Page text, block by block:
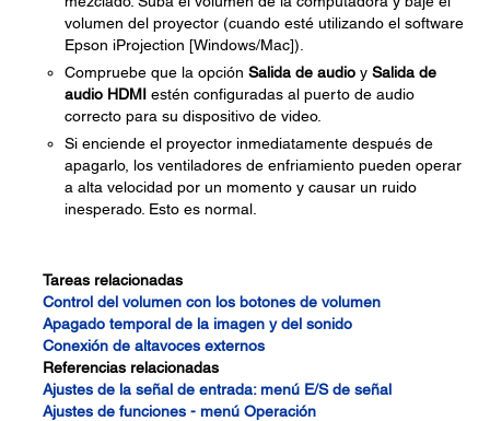
volumen del proyector (cuando esté utilizando el software
Epson iProjection [Windows/Mac]).
Compruebe que la opción Salida de audio y Salida de
audio HDMI estén configuradas al puerto de audio
correcto para su dispositivo de video.
Si enciende el proyector inmediatamente después de
apagarlo, los ventiladores de enfriamiento pueden operar
a alta velocidad por un momento y causar un ruido
inesperado. Esto es normal.
Tareas relacionadas
Control del volumen con los botones de volumen
Apagado temporal de la imagen y del sonido
Conexión de altavoces externos
Referencias relacionadas
Ajustes de la señal de entrada: menú E/S de señal
Ajustes de funciones - menú Operación